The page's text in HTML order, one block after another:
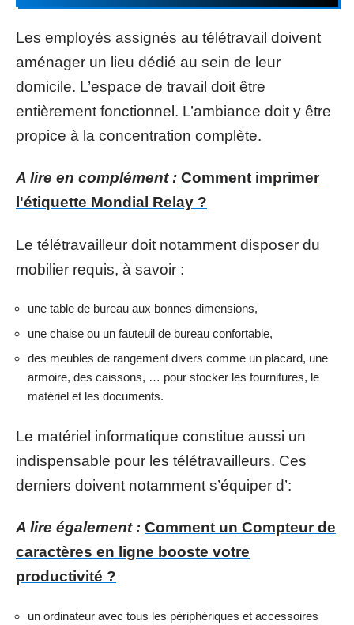
Les employés assignés au télétravail doivent
aménager un lieu dédié au sein de leur
domicile. L’espace de travail doit être
entièrement fonctionnel. L’ambiance doit y être
propice à la concentration complète.
A lire en complément : Comment imprimer
l'étiquette Mondial Relay ?
Le télétravailleur doit notamment disposer du
mobilier requis, à savoir :
une table de bureau aux bonnes dimensions,
une chaise ou un fauteuil de bureau confortable,
des meubles de rangement divers comme un placard, une
armoire, des caissons, … pour stocker les fournitures, le
matériel et les documents.
Le matériel informatique constitue aussi un
indispensable pour les télétravailleurs. Ces
derniers doivent notamment s’équiper d’:
A lire également : Comment un Compteur de
caractères en ligne booste votre
productivité ?
un ordinateur avec tous les périphériques et accessoires